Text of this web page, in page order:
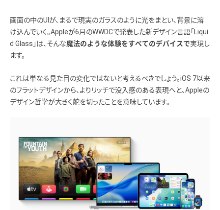
画面の中のUIが、まるで現実のガラスのように光をまとい、背景に溶
け込んでいく。Appleが6月のWWDCで発表した新デザイン言語「Liqui
d Glass」は、そんな魔法のような体験をすべてのデバイスで実現し
ます。
これは単なる見た目の変化ではないと考えるべきでしょう。iOS 7以来
のフラットデザインから、よりリッチで没入感のある表現へと、Appleの
デザイン哲学が大きく舵を切ったことを意味しています。